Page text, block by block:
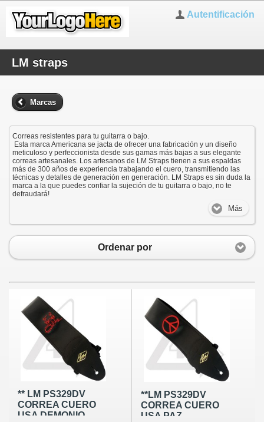
Autentificación
LM straps
Marcas
Correas resistentes para tu guitarra o bajo.
Esta marca Americana se jacta de ofrecer una fabricación y un diseño
meticuloso y perfeccionista desde sus gamas más bajas a sus elegante
correas artesanales. Los artesanos de LM Straps tienen a sus espaldas
más de 300 años de experiencia trabajando el cuero, transmitiendo las
técnicas y detalles de generación en generación. LM Straps es sin duda la
marca a la que puedes confiar la sujeción de tu guitarra o bajo, no te
defraudará!
Más
Ordenar por
** LM PS329DV
CORREA CUERO
USA DEMONIO
**LM PS329DV
CORREA CUERO
USA PAZ